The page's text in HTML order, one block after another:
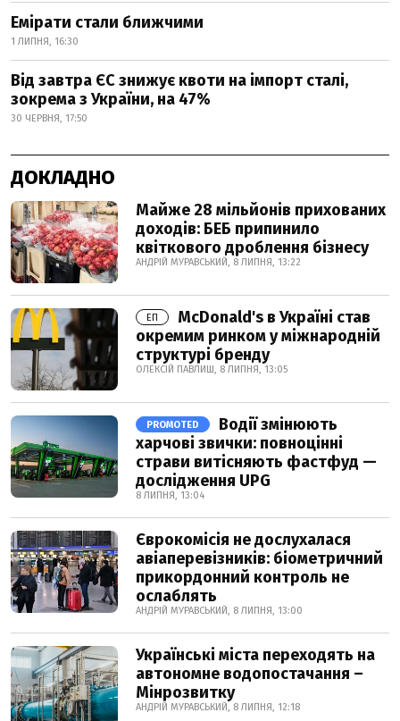
Емірати стали ближчими
1 ЛИПНЯ, 16:30
Від завтра ЄС знижує квоти на імпорт сталі,
зокрема з України, на 47%
30 ЧЕРВНЯ, 17:50
ДОКЛАДНО
Майже 28 мільйонів прихованих
доходів: БЕБ припинило
квіткового дроблення бізнесу
АНДРІЙ МУРАВСЬКИЙ, 8 ЛИПНЯ, 13:22
ЕП
McDonald's в Україні став
окремим ринком у міжнародній
структурі бренду
ОЛЕКСІЙ ПАВЛИШ, 8 ЛИПНЯ, 13:05
PROMOTED
Водії змінюють
харчові звички: повноцінні
страви витісняють фастфуд —
дослідження UPG
8 ЛИПНЯ, 13:04
Єврокомісія не дослухалася
авіаперевізників: біометричний
прикордонний контроль не
ослаблять
АНДРІЙ МУРАВСЬКИЙ, 8 ЛИПНЯ, 13:00
Українські міста переходять на
автономне водопостачання –
Мінрозвитку
АНДРІЙ МУРАВСЬКИЙ, 8 ЛИПНЯ, 12:18